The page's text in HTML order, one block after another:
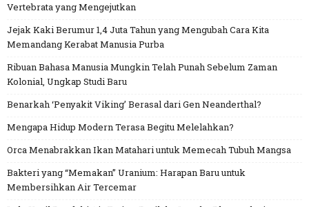
Vertebrata yang Mengejutkan
Jejak Kaki Berumur 1,4 Juta Tahun yang Mengubah Cara Kita
Memandang Kerabat Manusia Purba
Ribuan Bahasa Manusia Mungkin Telah Punah Sebelum Zaman
Kolonial, Ungkap Studi Baru
Benarkah ‘Penyakit Viking’ Berasal dari Gen Neanderthal?
Mengapa Hidup Modern Terasa Begitu Melelahkan?
Orca Menabrakkan Ikan Matahari untuk Memecah Tubuh Mangsa
Bakteri yang “Memakan” Uranium: Harapan Baru untuk
Membersihkan Air Tercemar